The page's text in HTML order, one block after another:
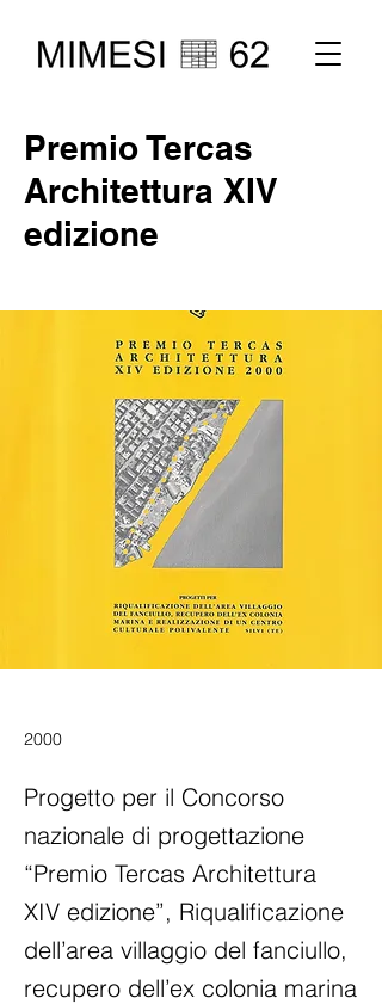
Premio Tercas
Architettura XIV
edizione
2000
Progetto per il Concorso
nazionale di progettazione
“Premio Tercas Architettura
XIV edizione”, Riqualificazione
dell’area villaggio del fanciullo,
recupero dell’ex colonia marina